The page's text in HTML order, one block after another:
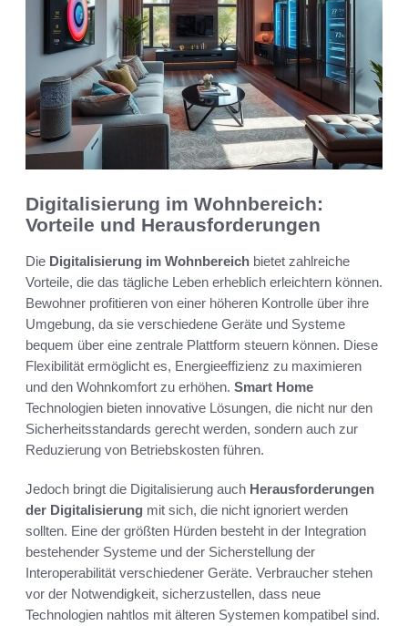
Digitalisierung im Wohnbereich:
Vorteile und Herausforderungen
Die Digitalisierung im Wohnbereich bietet zahlreiche
Vorteile, die das tägliche Leben erheblich erleichtern können.
Bewohner profitieren von einer höheren Kontrolle über ihre
Umgebung, da sie verschiedene Geräte und Systeme
bequem über eine zentrale Plattform steuern können. Diese
Flexibilität ermöglicht es, Energieeffizienz zu maximieren
und den Wohnkomfort zu erhöhen. Smart Home
Technologien bieten innovative Lösungen, die nicht nur den
Sicherheitsstandards gerecht werden, sondern auch zur
Reduzierung von Betriebskosten führen.
Jedoch bringt die Digitalisierung auch Herausforderungen
der Digitalisierung mit sich, die nicht ignoriert werden
sollten. Eine der größten Hürden besteht in der Integration
bestehender Systeme und der Sicherstellung der
Interoperabilität verschiedener Geräte. Verbraucher stehen
vor der Notwendigkeit, sicherzustellen, dass neue
Technologien nahtlos mit älteren Systemen kompatibel sind.